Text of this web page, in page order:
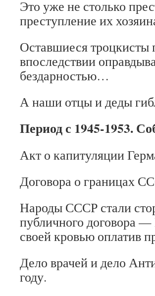
Это уже не столько
преступление их
Оставшиеся троцкисты
впоследствии
бездарностью…
А наши отцы и деды
Период с 1945-1953.
Акт о капитуляции
Договора о границах
Народы СССР стали
публичного договора
своей кровью оплатив
Дело врачей и дело
году.